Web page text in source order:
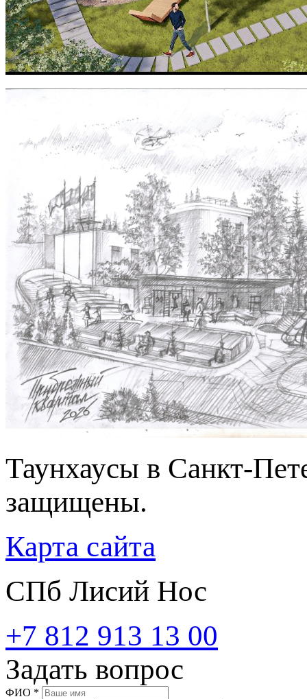
Таунхаусы в Санкт-
защищены.
Карта сайта
СПб Лисий Нос
+7 812 913 13 00
Задать вопрос
ФИО *